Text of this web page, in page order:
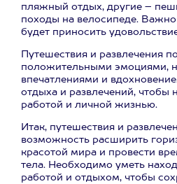
пляжный отдых, другие –
походы на велосипеде.
будет приносить
Путешествия и развлечения
положительными эмоциями,
впечатлениями и
отдыха и развлечений, чтобы
работой и личной жизнью.
Итак, путешествия и
возможность расширить
красотой мира и провести
тела. Необходимо уметь
работой и отдыхом, чтобы